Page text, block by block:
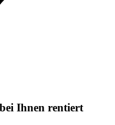
Ihnen rentiert